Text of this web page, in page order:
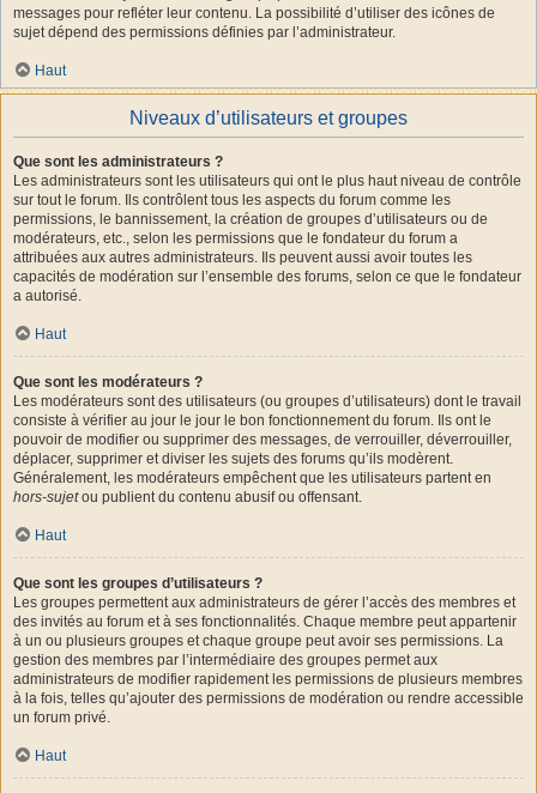
messages pour refléter leur contenu. La possibilité d’utiliser des icônes de
sujet dépend des permissions définies par l’administrateur.
Haut
Niveaux d’utilisateurs et groupes
Que sont les administrateurs ?
Les administrateurs sont les utilisateurs qui ont le plus haut niveau de contrôle
sur tout le forum. Ils contrôlent tous les aspects du forum comme les
permissions, le bannissement, la création de groupes d’utilisateurs ou de
modérateurs, etc., selon les permissions que le fondateur du forum a
attribuées aux autres administrateurs. Ils peuvent aussi avoir toutes les
capacités de modération sur l’ensemble des forums, selon ce que le fondateur
a autorisé.
Haut
Que sont les modérateurs ?
Les modérateurs sont des utilisateurs (ou groupes d’utilisateurs) dont le travail
consiste à vérifier au jour le jour le bon fonctionnement du forum. Ils ont le
pouvoir de modifier ou supprimer des messages, de verrouiller, déverrouiller,
déplacer, supprimer et diviser les sujets des forums qu’ils modèrent.
Généralement, les modérateurs empêchent que les utilisateurs partent en
hors-sujetou publient du contenu abusif ou offensant.
Haut
Que sont les groupes d’utilisateurs ?
Les groupes permettent aux administrateurs de gérer l’accès des membres et
des invités au forum et à ses fonctionnalités. Chaque membre peut appartenir
à un ou plusieurs groupes et chaque groupe peut avoir ses permissions. La
gestion des membres par l’intermédiaire des groupes permet aux
administrateurs de modifier rapidement les permissions de plusieurs membres
à la fois, telles qu’ajouter des permissions de modération ou rendre accessible
un forum privé.
Haut